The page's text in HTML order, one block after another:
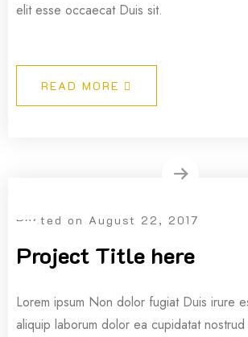
elit esse occaecat Duis sit.
READ MORE
Posted on August 22, 2017
Project Title here
Lorem ipsum Non dolor fugiat Duis irure
aliquip laborum dolor ea cupidatat